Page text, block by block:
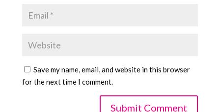
Save my name, email, and website in this browser
for the next time I comment.